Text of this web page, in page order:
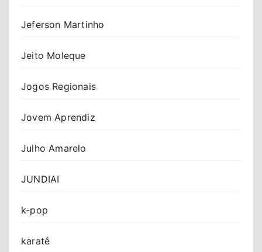
Jeferson Martinho
Jeito Moleque
Jogos Regionais
Jovem Aprendiz
Julho Amarelo
JUNDIAI
k-pop
karatê